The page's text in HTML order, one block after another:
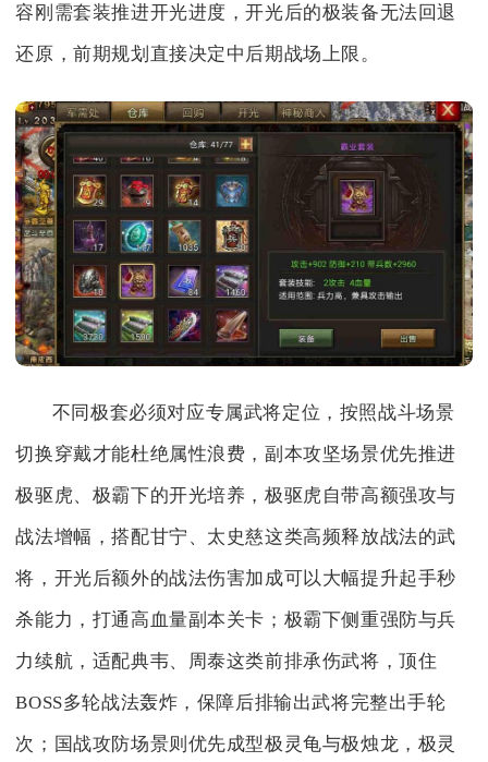
容刚需套装推进开光进度，开光后的极装备无法回退
还原，前期规划直接决定中后期战场上限。
不同极套必须对应专属武将定位，按照战斗场景
切换穿戴才能杜绝属性浪费，副本攻坚场景优先推进
极驱虎、极霸下的开光培养，极驱虎自带高额强攻与
战法增幅，搭配甘宁、太史慈这类高频释放战法的武
将，开光后额外的战法伤害加成可以大幅提升起手秒
杀能力，打通高血量副本关卡；极霸下侧重强防与兵
力续航，适配典韦、周泰这类前排承伤武将，顶住
BOSS多轮战法轰炸，保障后排输出武将完整出手轮
次；国战攻防场景则优先成型极灵龟与极烛龙，极灵